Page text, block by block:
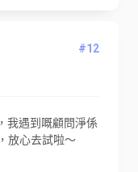
#12
我遇到嘅顧問淨係
放心去試啦～